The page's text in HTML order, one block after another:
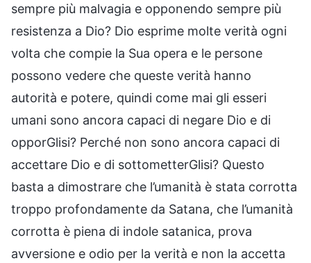
sempre più malvagia e opponendo sempre più
resistenza a Dio? Dio esprime molte verità ogni
volta che compie la Sua opera e le persone
possono vedere che queste verità hanno
autorità e potere, quindi come mai gli esseri
umani sono ancora capaci di negare Dio e di
opporGlisi? Perché non sono ancora capaci di
accettare Dio e di sottometterGlisi? Questo
basta a dimostrare che l’umanità è stata corrotta
troppo profondamente da Satana, che l’umanità
corrotta è piena di indole satanica, prova
avversione e odio per la verità e non la accetta